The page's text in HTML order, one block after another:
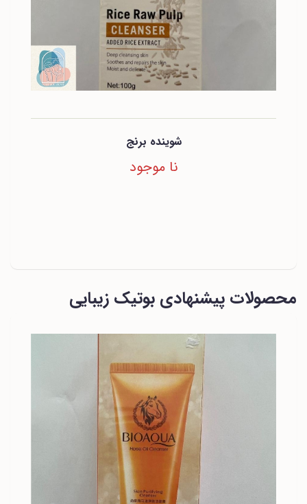
شوینده برنج
نا موجود
محصولات پیشنهادی بوتیک زیبایی